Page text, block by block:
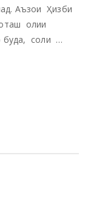
Аъзои Ҳизби
олии
буда, соли …